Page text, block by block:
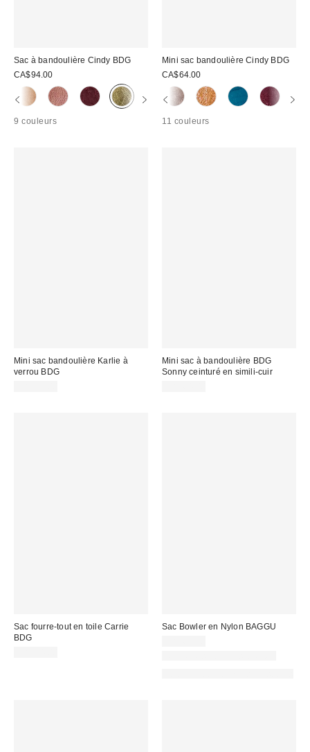
Sac à bandoulière Cindy BDG
CA$94.00
9 couleurs
Mini sac bandoulière Cindy BDG
CA$64.00
11 couleurs
Mini sac bandoulière Karlie à
verrou BDG
Mini sac à bandoulière BDG
Sonny ceinturé en simili-cuir
Sac fourre-tout en toile Carrie
BDG
Sac Bowler en Nylon BAGGU